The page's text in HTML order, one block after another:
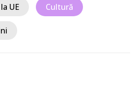
UE Cultură